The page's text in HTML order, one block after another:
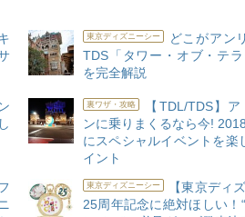
東京ディズニーシー
どこがアン
TDS「タワー・オブ・テ
を完全解説
裏ワザ・攻略
【TDL/TDS】
ンに乗りまくるなら今!
にスペシャルイベントを楽
イント
東京ディズニーシー
【東京ディ
25周年記念に絶対ほしい！